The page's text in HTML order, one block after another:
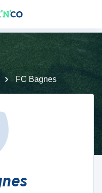
FC Bagnes